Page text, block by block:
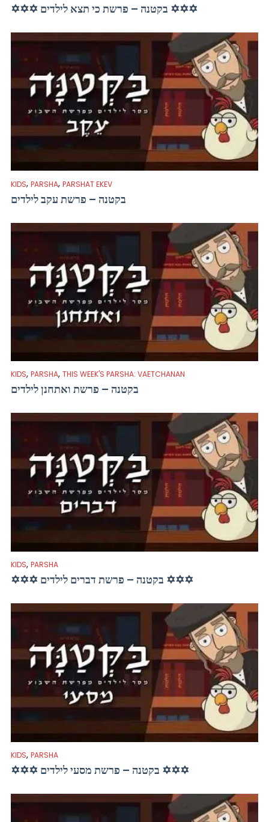
✡✡✡ בקטנה – פרשת כי תצא לילדים ✡✡✡
KIDS, PARSHA, PARSHAT EKEV
בקטנה – פרשת עקב לילדים
KIDS, PARSHA, THIS WEEK'S PARSHA: VAETCHANAN
בקטנה – פרשת ואתחנן לילדים
KIDS, PARSHA
✡✡✡ בקטנה – פרשת דברים לילדים ✡✡✡
KIDS, PARSHA
✡✡✡ בקטנה – פרשת מסעי לילדים ✡✡✡